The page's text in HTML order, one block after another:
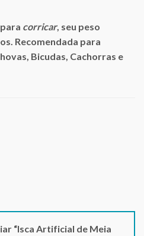
corricar, seu peso
Recomendada para
Bicudas, Cachorras e
“Isca Artificial de Meia